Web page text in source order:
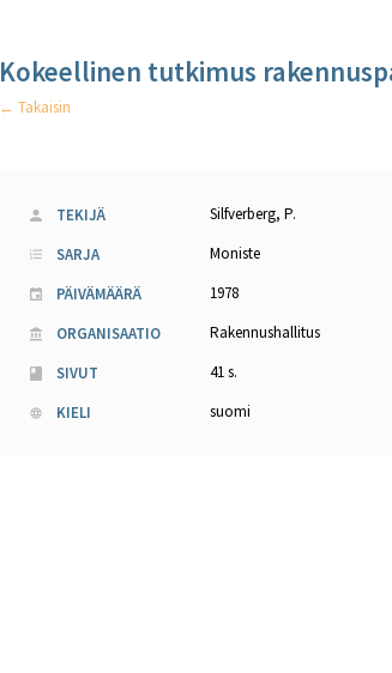
Kokeellinen tutkimus
← Takaisin
TEKIJÄ
Silfverberg, P.
SARJA
Moniste
PÄIVÄMÄÄRÄ
1978
ORGANISAATIO
Rakennushallitus
SIVUT
41 s.
KIELI
suomi